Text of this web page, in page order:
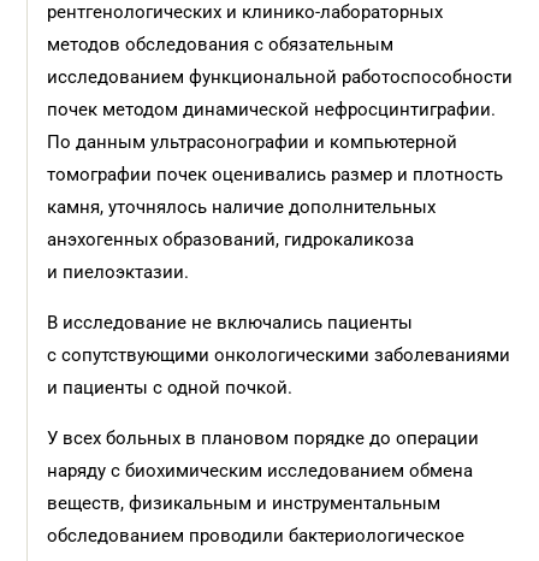
рентгенологических и клинико-лабораторных
методов обследования с обязательным
исследованием функциональной работоспособности
почек методом динамической нефросцинтиграфии.
По данным ультрасонографии и компьютерной
томографии почек оценивались размер и плотность
камня, уточнялось наличие дополнительных
анэхогенных образований, гидрокаликоза
и пиелоэктазии.
В исследование не включались пациенты
с сопутствующими онкологическими заболеваниями
и пациенты с одной почкой.
У всех больных в плановом порядке до операции
наряду с биохимическим исследованием обмена
веществ, физикальным и инструментальным
обследованием проводили бактериологическое